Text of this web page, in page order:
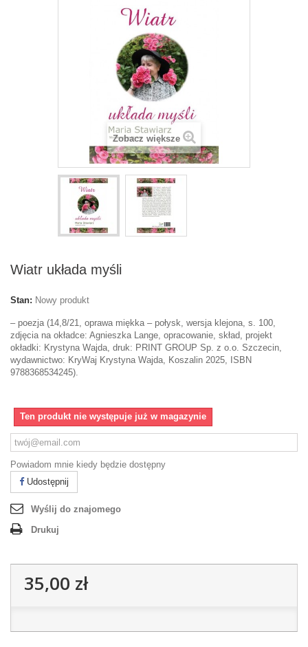
Zobacz większe
Wiatr układa myśli
Stan: Nowy produkt
– poezja (14,8/21, oprawa miękka – połysk, wersja klejona, s. 100,
zdjęcia na okładce: Agnieszka Lange, opracowanie, skład, projekt
okładki: Krystyna Wajda, druk: PRINT GROUP Sp. z o.o. Szczecin,
wydawnictwo: KryWaj Krystyna Wajda, Koszalin 2025, ISBN
9788368534245).
Ten produkt nie występuje już w magazynie
Powiadom mnie kiedy będzie dostępny
Udostępnij
Wyślij do znajomego
Drukuj
35,00 zł